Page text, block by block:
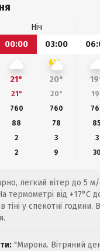
Ніч
00:00
03:00
21° 20°
21° 20°
760
760
88
78 85
2
3 3
2
9 30
легкий вітер до 5
термометрі від +17°C
тіні у спекотні години.
"Мирона. Вітряний